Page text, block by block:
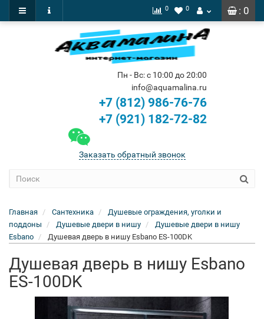
: 0
0 0
Пн - Вс: с 10:00 до 20:00
info@aquamalina.ru
+7 (812) 986-76-76
+7 (921) 182-72-82
Заказать обратный звонок
Главная Сантехника
Душевые ограждения, уголки и
поддоны
Душевые двери в нишу
Душевые двери в нишу
Esbano
Душевая дверь в нишу Esbano ES-100DK
Душевая дверь в нишу Esbano
ES-100DK